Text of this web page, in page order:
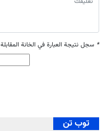
* سجل نتيجة العبارة في الخانة المقابلة
توب تن